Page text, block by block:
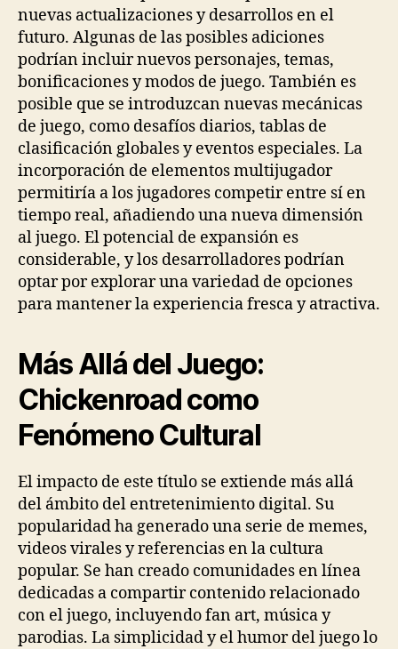
nuevas actualizaciones y desarrollos en el
futuro. Algunas de las posibles adiciones
podrían incluir nuevos personajes, temas,
bonificaciones y modos de juego. También es
posible que se introduzcan nuevas mecánicas
de juego, como desafíos diarios, tablas de
clasificación globales y eventos especiales. La
incorporación de elementos multijugador
permitiría a los jugadores competir entre sí en
tiempo real, añadiendo una nueva dimensión
al juego. El potencial de expansión es
considerable, y los desarrolladores podrían
optar por explorar una variedad de opciones
para mantener la experiencia fresca y atractiva.
Más Allá del Juego:
Chickenroad como
Fenómeno Cultural
El impacto de este título se extiende más allá
del ámbito del entretenimiento digital. Su
popularidad ha generado una serie de memes,
videos virales y referencias en la cultura
popular. Se han creado comunidades en línea
dedicadas a compartir contenido relacionado
con el juego, incluyendo fan art, música y
parodias. La simplicidad y el humor del juego lo